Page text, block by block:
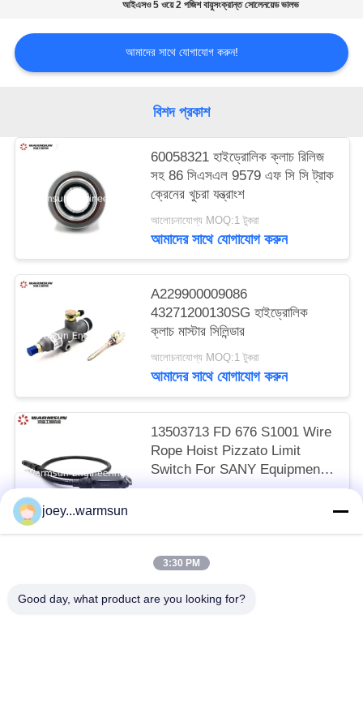
আইএসও 5 ওয়ে 2 পজিশ বায়ুসংক্রান্ত সোলেনয়েড ভালভ
আমাদের সাথে যোগাযোগ করুন!
বিশদ প্রকাশ
60058321 হাইড্রোলিক ক্লাচ রিলিজ
সহ 86 সিএসএল 9579 এফ সি সি ট্রাক
ক্রেনের খুচরা যন্ত্রাংশ
আলোচনাযোগ্য MOQ:1 টুকরা
আমাদের সাথে যোগাযোগ করুন
A229900009086
43271200130SG হাইড্রোলিক
ক্লাচ মাস্টার সিলিন্ডার
আলোচনাযোগ্য MOQ:1 টুকরা
আমাদের সাথে যোগাযোগ করুন
13503713 FD 676 S1001 Wire
Rope Hoist Pizzato Limit
Switch For SANY Equipment
(স্যানি সরঞ্জামের জন্য পিজাটো লিমিট
joey...warmsun
3:30 PM
Good day, what product are you looking for?